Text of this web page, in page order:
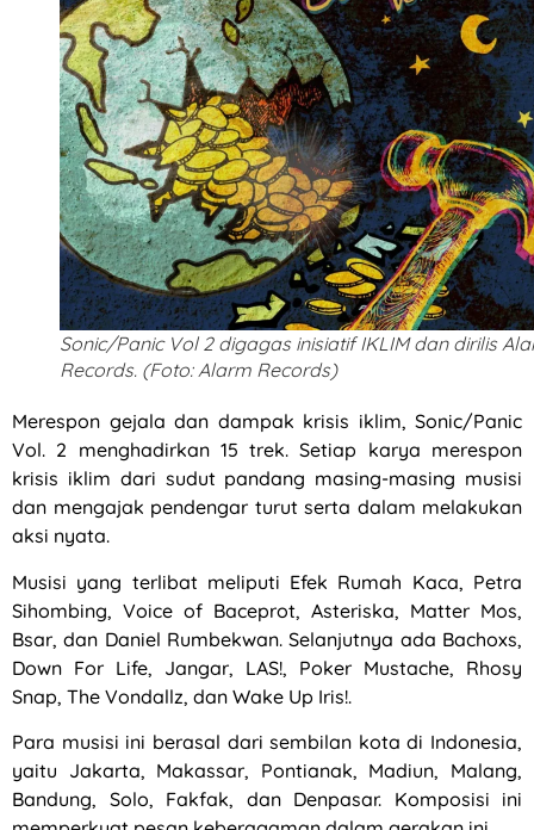
Sonic/Panic Vol 2 digagas inisiatif IKLIM dan dirilis
Records. (Foto: Alarm Records)
Merespon gejala dan dampak krisis iklim, Sonic/Panic
Vol. 2 menghadirkan 15 trek. Setiap karya merespon
krisis iklim dari sudut pandang masing-masing musisi
dan mengajak pendengar turut serta dalam melakukan
aksi nyata.
Musisi yang terlibat meliputi Efek Rumah Kaca, Petra
Sihombing, Voice of Baceprot, Asteriska, Matter Mos,
Bsar, dan Daniel Rumbekwan. Selanjutnya ada Bachoxs,
Down For Life, Jangar, LAS!, Poker Mustache, Rhosy
Snap, The Vondallz, dan Wake Up Iris!.
Para musisi ini berasal dari sembilan kota di Indonesia,
yaitu Jakarta, Makassar, Pontianak, Madiun, Malang,
Bandung, Solo, Fakfak, dan Denpasar. Komposisi ini